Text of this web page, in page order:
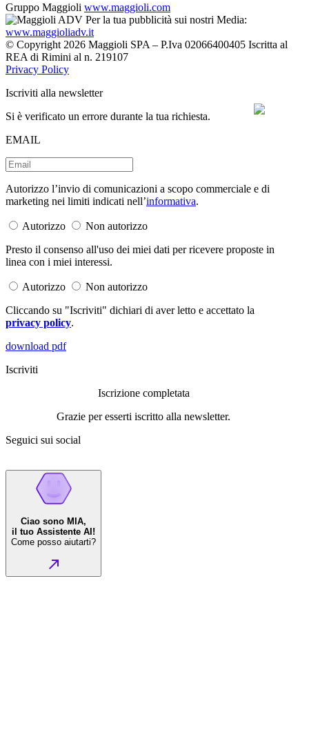
Gruppo Maggioli www.maggioli.com
Per la tua pubblicità sui nostri Media:
www.maggioliadv.it
© Copyright 2026 Maggioli SPA – P.Iva 02066400405 Iscritta al
REA di Rimini al n. 219107
Privacy Policy
Iscriviti alla newsletter
Si è verificato un errore durante la tua richiesta.
EMAIL
Autorizzo l’invio di comunicazioni a scopo commerciale e di
marketing nei limiti indicati nell’informativa.
Autorizzo
Non autorizzo
Presto il consenso all'uso dei miei dati per ricevere proposte in
linea con i miei interessi.
Autorizzo
Non autorizzo
Cliccando su "Iscriviti" dichiari di aver letto e accettato la
privacy policy.
download pdf
Iscriviti
Iscrizione completata
Grazie per esserti iscritto alla newsletter.
Seguici sui social
Ciao sono MIA,
il tuo Assistente AI!
Come posso aiutarti?